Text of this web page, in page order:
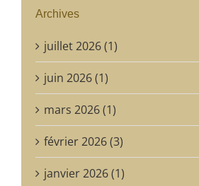
Archives
juillet 2026 (1)
juin 2026 (1)
mars 2026 (1)
février 2026 (3)
janvier 2026 (1)